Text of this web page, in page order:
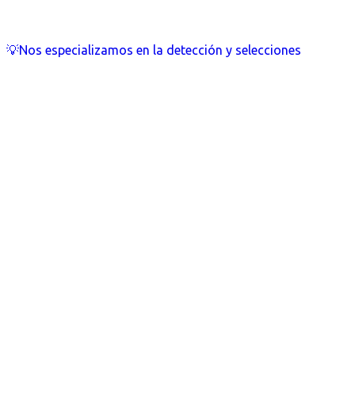
💡Nos especializamos en la detección y selecciones